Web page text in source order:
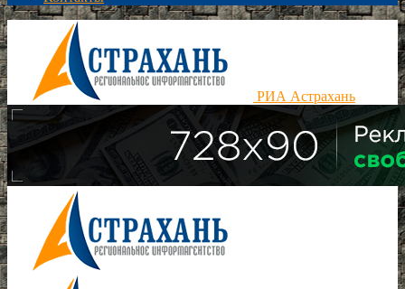
РИА Астрахань